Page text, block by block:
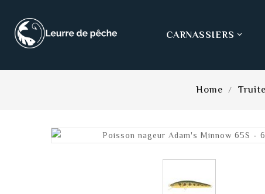

CARNASSIERS
Home Truite